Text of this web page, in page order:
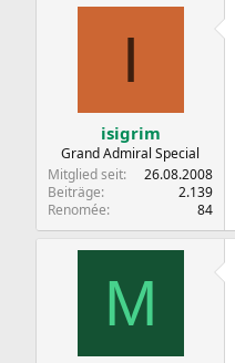
I
isigrim
Grand Admiral Special
Mitglied seit
26.08.2008
Beiträge
2.139
Renomée
84
M